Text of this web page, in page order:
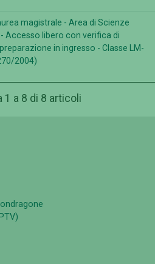
magistrale - Area di Scienze
- Accesso libero con verifica di
in ingresso - Classe LM-
2004)
1 a 8 di 8 articoli